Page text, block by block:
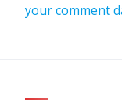
your comment